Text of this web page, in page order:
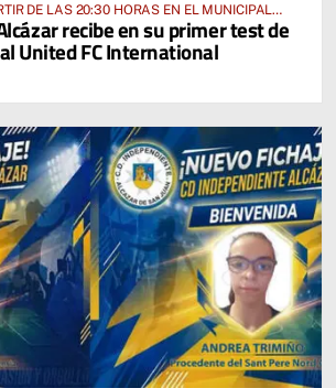
DE LAS 20:30 HORAS EN EL MUNICIPAL
recibe en su primer test de
United FC International